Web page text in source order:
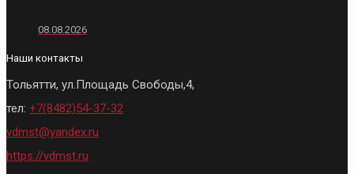
08.08.2026
Наши контакты
Тольятти, ул.Площадь Свободы,4,
тел: +7(8482)54-37-32
vdmst@yandex.ru
https://vdmst.ru